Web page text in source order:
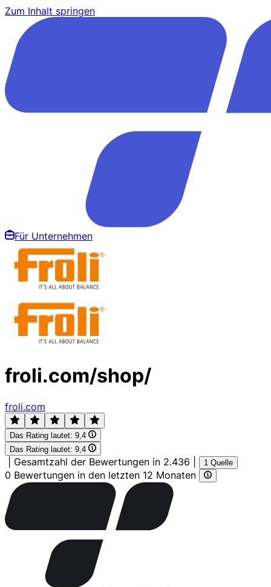
Zum Inhalt springen
Für Unternehmen
froli.com/shop/
froli.com
Das Rating lautet: 9,4
Das Rating lautet: 9,4
Gesamtzahl der Bewertungen in 2.436 1 Quelle
0 Bewertungen in den letzten 12 Monaten